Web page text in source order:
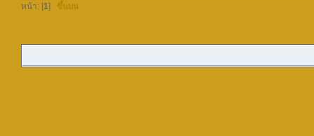
หน้า: [1] ขึ้นบน